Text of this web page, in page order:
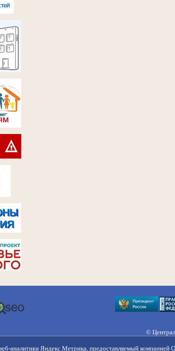
©
веб-аналитики Яндекс Метрика, предоставляемый